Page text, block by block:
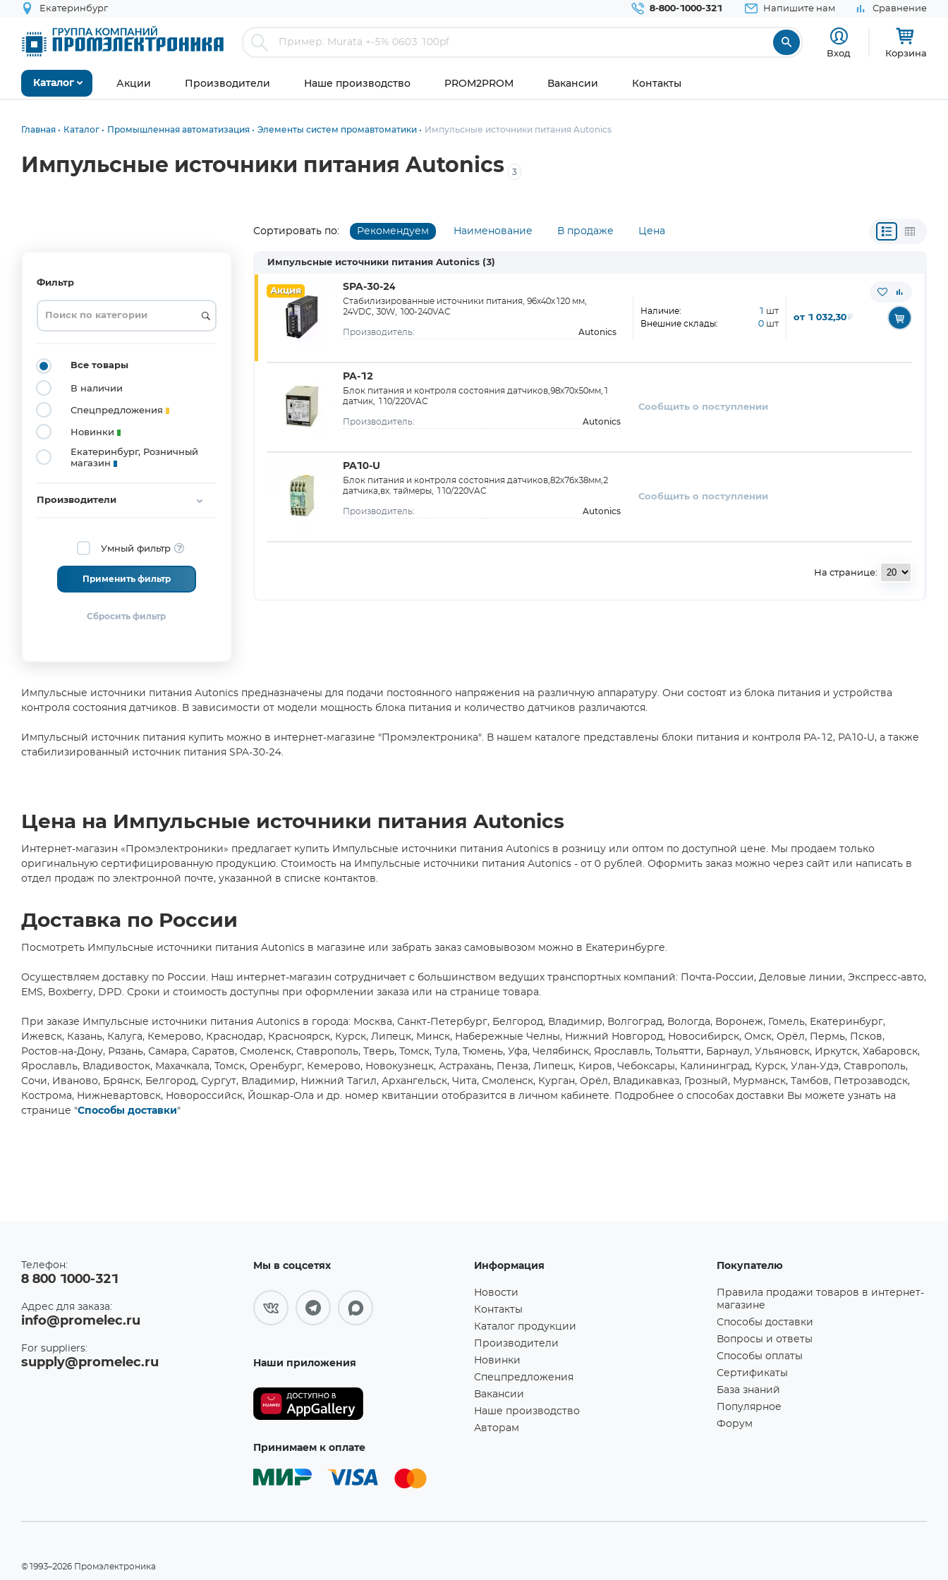
Екатеринбург 8-800-1000-321 Напишите нам Сравнение
Вход Корзина
Каталог Акции Производители Наше производство PROM2PROM Вакансии Контакты
Главная Каталог Промышленная автоматизация Элементы систем промавтоматики Импульсные источники питания Autonics
Импульсные источники питания Autonics 3
Сортировать по: Рекомендуем Наименование В продаже Цена
Фильтр
Все товары
В наличии
Спецпредложения
Новинки
Екатеринбург, Розничный
магазин
Производители
Умный фильтр
Применить фильтр
Импульсные источники питания Autonics (3)
Акция SPA-30-24
Стабилизированные источники питания, 96х40х120 мм,
24VDC, 30W, 100-240VAC
Производитель: Autonics
Наличие: 1 шт
Внешние склады: 0 шт
от 1 032,30₽
PA-12
Блок питания и контроля состояния датчиков,98х70х50мм,1
датчик, 110/220VAC
Производитель: Autonics
Сообщить о поступлении
PA10-U
Блок питания и контроля состояния датчиков,82х76х38мм,2
датчика,вх. таймеры, 110/220VAC
Производитель: Autonics
Сообщить о поступлении
На странице:
Импульсные источники питания Autonics предназначены для подачи постоянного напряжения на различную аппаратуру. Они состоят из блока питания и устройства
контроля состояния датчиков. В зависимости от модели мощность блока питания и количество датчиков различаются.
Импульсный источник питания купить можно в интернет-магазине "Промэлектроника". В нашем каталоге представлены блоки питания и контроля PA-12, PA10-U, а также
стабилизированный источник питания SPA-30-24.
Цена на Импульсные источники питания Autonics
Интернет-магазин «Промэлектроники» предлагает купить Импульсные источники питания Autonics в розницу или оптом по доступной цене. Мы продаем только
оригинальную сертифицированную продукцию. Стоимость на Импульсные источники питания Autonics - от 0 рублей. Оформить заказ можно через сайт или написать в
отдел продаж по электронной почте, указанной в списке контактов.
Доставка по России
Посмотреть Импульсные источники питания Autonics в магазине или забрать заказ самовывозом можно в Екатеринбурге.
Осуществляем доставку по России. Наш интернет-магазин сотрудничает с большинством ведущих транспортных компаний: Почта-России, Деловые линии, Экспресс-авто,
EMS, Boxberry, DPD. Сроки и стоимость доступны при оформлении заказа или на странице товара.
При заказе Импульсные источники питания Autonics в города: Москва, Санкт-Петербург, Белгород, Владимир, Волгоград, Вологда, Воронеж, Гомель, Екатеринбург,
Ижевск, Казань, Калуга, Кемерово, Краснодар, Красноярск, Курск, Липецк, Минск, Набережные Челны, Нижний Новгород, Новосибирск, Омск, Орёл, Пермь, Псков,
Ростов-на-Дону, Рязань, Самара, Саратов, Смоленск, Ставрополь, Тверь, Томск, Тула, Тюмень, Уфа, Челябинск, Ярославль, Тольятти, Барнаул, Ульяновск, Иркутск, Хабаровск,
Ярославль, Владивосток, Махачкала, Томск, Оренбург, Кемерово, Новокузнецк, Астрахань, Пенза, Липецк, Киров, Чебоксары, Калининград, Курск, Улан-Удэ, Ставрополь,
Сочи, Иваново, Брянск, Белгород, Сургут, Владимир, Нижний Тагил, Архангельск, Чита, Смоленск, Курган, Орёл, Владикавказ, Грозный, Мурманск, Тамбов, Петрозаводск,
Кострома, Нижневартовск, Новороссийск, Йошкар-Ола и др. номер квитанции отобразится в личном кабинете. Подробнее о способах доставки Вы можете узнать на
странице "Способы доставки"
Телефон:
8 800 1000-321
Адрес для заказа:
info@promelec.ru
For suppliers:
supply@promelec.ru
Мы в соцсетях
Наши приложения
Принимаем к оплате
Информация
Новости
Контакты
Каталог продукции
Производители
Новинки
Спецпредложения
Вакансии
Наше производство
Авторам
Покупателю
Правила продажи товаров в интернет-
магазине
Способы доставки
Вопросы и ответы
Способы оплаты
Сертификаты
База знаний
Популярное
Форум
©1993–2026 Промэлектроника